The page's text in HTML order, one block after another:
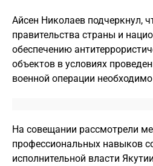
Айсен Николаев подчеркнул,
правительства страны и
обеспечению
объектов в условиях
военной операции
На совещании рассмотрели
профессиональных навыков
исполнительной власти